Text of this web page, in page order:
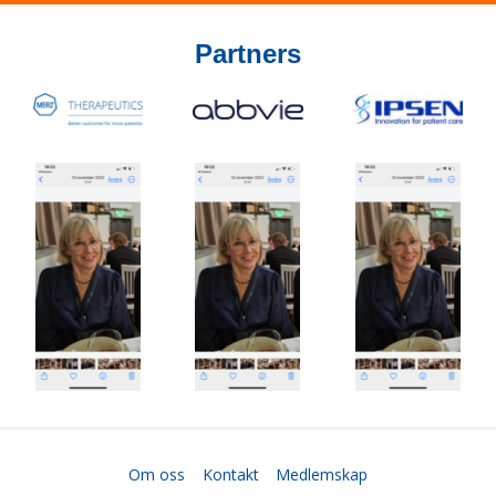
Partners
Om oss Kontakt Medlemskap